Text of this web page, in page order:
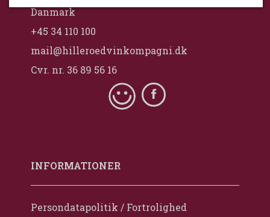
Danmark
+45 34 110 100
mail@hilleroedvinkompagni.dk
Cvr. nr. 36 89 56 16
INFORMATIONER
Persondatapolitik / Fortrolighed